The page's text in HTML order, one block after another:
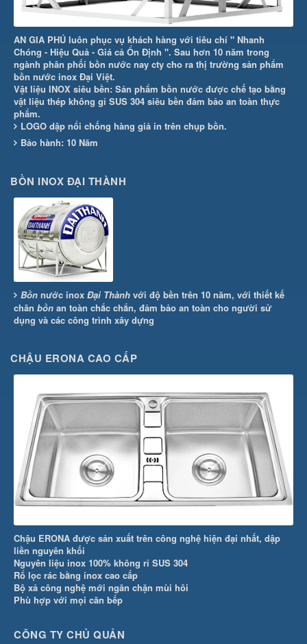
AN GIA PHÚ luôn phục vụ khách hàng với tiêu chí " Nhanh
Chóng - Hiệu Quả - Giá cả Ổn Định ". Sau hơn 10 năm trong
ngành phân phối bồn nước nay cty cho ra thị trường sản phẩm
bồn nước inox Đại Việt.
Vật liệu INOX siêu bền: Sản phẩm bồn nước được chế tạo bằng
vật liệu thép không gỉ SUS 304 siêu bền đảm bảo an toàn thực
phẩm.
LOGO dập nổi chống hàng giả in trên chụp bồn.
Bảo hành: 10 Năm
BỒN INOX ĐẠI THÀNH
Bồn nước inox Đại Thành với độ bền trên 10 năm, với thiết kế
chân bồn an toàn chắc chắn, đảm bảo an toàn cho người sử
dụng và các công trình xây dựng
CHẬU ERONA CAO CẤP
Chậu ERONA được sản xuất trên công nghệ hiện đại nhất, dập
liền nguyên khối
Nguyên liệu inox 100% không rỉ SUS 304
Rổ lọc rác bằng inox cao cấp
Bộ xả công nghệ mới ngăn chặn mùi hôi
Phù hợp với mọi căn bếp
CÔNG TY CHỦ QUẢN